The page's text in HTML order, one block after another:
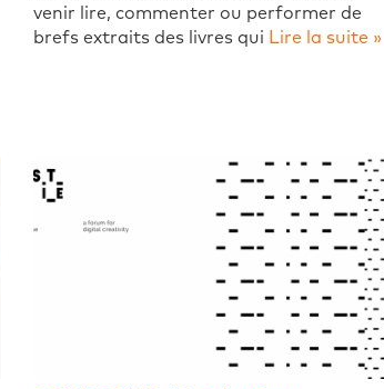
venir lire, commenter ou performer de
brefs extraits des livres qui Lire la suite »